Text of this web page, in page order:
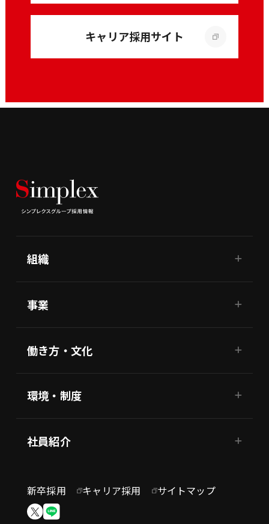
キャリア採用サイト
組織
事業
働き方・文化
環境・制度
社員紹介
新卒採用 キャリア採用 サイトマップ